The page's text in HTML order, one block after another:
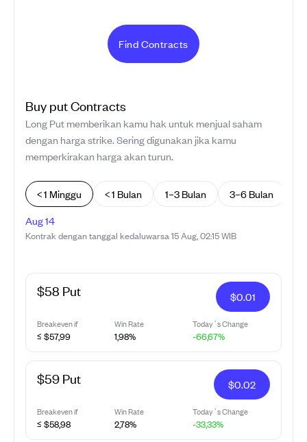
Find Contracts
Buy putContracts
Long Put memberikan kamu hak untuk menjual saham
dengan harga strike. Sering digunakan jika kamu
memperkirakan harga akan turun.
< 1 Minggu < 1 Bulan 1–3 Bulan 3–6 Bulan
Aug 14
Kontrak dengan tanggal kedaluwarsa 15 Aug, 02:15 WIB
$58 Put $0.01
Breakeven if Win Rate Today`s Change
≤ $57,99 1,98% -66,67%
$59 Put $0.02
Breakeven if Win Rate Today`s Change
≤ $58,98 2,78% -33,33%